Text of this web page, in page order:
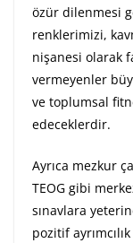
özür dilenmesi
renklerimizi,
nişanesi olarak
vermeyenler
ve toplumsal
edeceklerdir.
Ayrıca mezkur
TEOG gibi
sınavlara
pozitif